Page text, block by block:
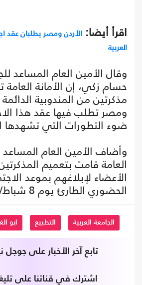
اقرأ أيضا: الأردن ومصر يطلبان عقد
العربية
وقال الأمين العام المساعد
حسام زكي، إن الأمانة
مذكرتين من المندوبية
ومصر تطلب فيها عقد هذا
ضوء التطورات التي تشهدها
وأضاف الأمين العام المساعد
العامة قامت بتعميم
الأعضاء لإبلاغهم بموعد
الحضوري الطارئ يوم 8 شباط/ آذار المقبل.
الجامعة العربية التطبيع ابو
تابع آخر الأخبار على جوجل
اشترك في قناتنا على